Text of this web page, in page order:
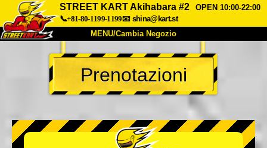
STREET KART Akihabara #2
OPEN 10:00-22:00
📞+81-80-1199-1199📧 shina@kart.st
MENU/Cambia Negozio
INIZIO
Chi Siamo Specifiche Prezzo
Azienda Prenotazioni
Cambia Negozio
Prenotazioni